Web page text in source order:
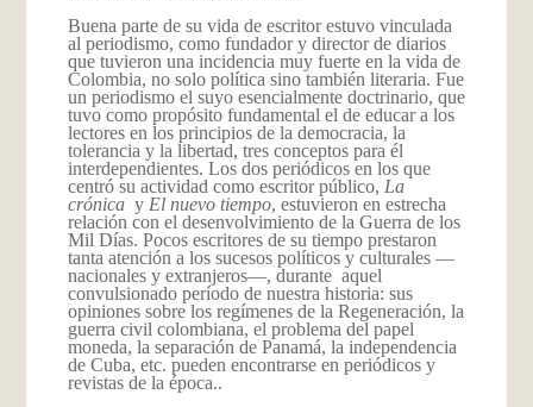
Buena parte de su vida de escritor estuvo vinculada
al periodismo, como fundador y director de diarios
que tuvieron una incidencia muy fuerte en la vida de
Colombia, no solo política sino también literaria. Fue
un periodismo el suyo esencialmente doctrinario, que
tuvo como propósito fundamental el de educar a los
lectores en los principios de la democra­cia, la
tolerancia y la libertad, tres conceptos para él
interdependientes. Los dos periódicos en los que
centró su actividad como escritor público, La
crónicay El nuevo tiempo, estuvieron en estrecha
relación con el desenvolvimiento de la Guerra de los
Mil Días. Pocos escritores de su tiempo prestaron
tanta atención a los sucesos políticos y culturales —
nacionales y extranjeros—, durante aquel
convulsionado período de nuestra historia: sus
opiniones sobre los regímenes de la Regeneración, la
guerra civil colombiana, el problema del papel
moneda, la separación de Panamá, la independencia
de Cuba, etc. pueden encontrarse en periódicos y
revistas de la época..